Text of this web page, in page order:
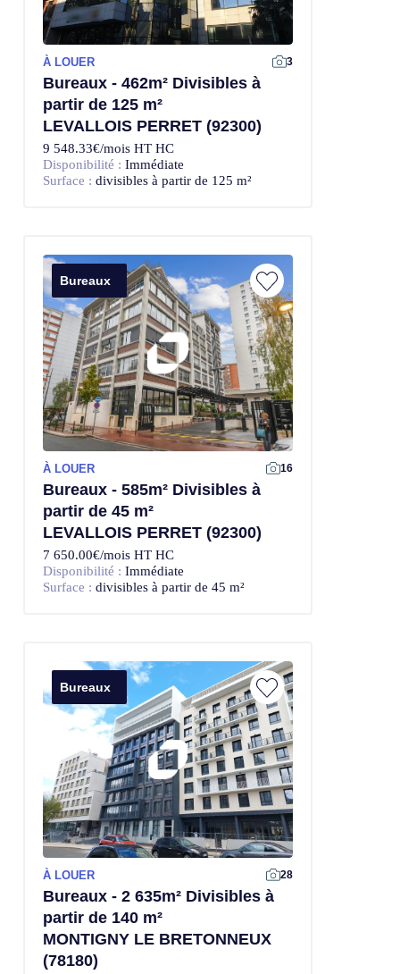
À LOUER 3
Bureaux - 462m² Divisibles à
partir de 125 m²
LEVALLOIS PERRET (92300)
9 548.33€/mois HT HC
Disponibilité : Immédiate
Surface : divisibles à partir de 125 m²
Bureaux
Offre Exclusive
À LOUER 16
Bureaux - 585m² Divisibles à
partir de 45 m²
LEVALLOIS PERRET (92300)
7 650.00€/mois HT HC
Disponibilité : Immédiate
Surface : divisibles à partir de 45 m²
Bureaux
À LOUER 28
Bureaux - 2 635m² Divisibles à
partir de 140 m²
MONTIGNY LE BRETONNEUX
(78180)